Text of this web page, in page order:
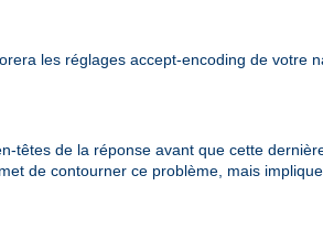
les réglages accept-encoding de votre
têtes de la réponse avant que cette
de contourner ce problème, mais